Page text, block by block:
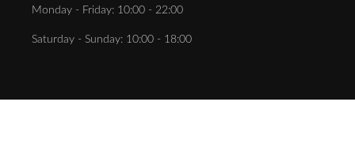
Monday - Friday: 10:00 - 22:00
Saturday - Sunday: 10:00 - 18:00